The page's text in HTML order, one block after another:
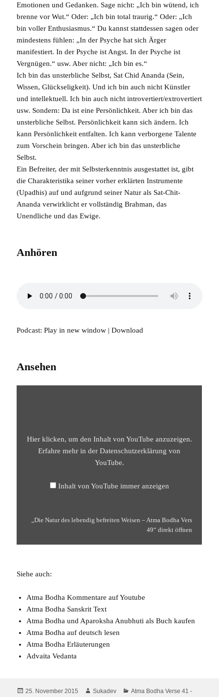
Emotionen und Gedanken. Sage nicht: „Ich bin wütend, ich
brenne vor Wut.“ Oder: „Ich bin total traurig.“ Oder: „Ich
bin voller Enthusiasmus.“ Du kannst stattdessen sagen oder
mindestens fühlen: „In der Psyche hat sich Ärger
manifestiert. In derPsyche ist Angst. In der Psyche ist
Vergnügen.“ usw. Aber nicht: „Ich bin es.“
Ich bin das unsterbliche Selbst, Sat Chid Ananda (Sein,
Wissen, Glückseligkeit). Und ich bin auch nicht Künstler
und intellektuell. Ich bin auch nicht introvertiert/extrovertiert
usw. Sondern: Da ist eine Persönlichkeit. Aber ich bin das
unsterbliche Selbst. Persönlichkeit kann sich ändern. Ich
kann Persönlichkeit entfalten. Ich kann verborgene Talente
zum Vorschein bringen. Aber ich bin das unsterbliche
Selbst.
Ein Befreiter, der mit Selbsterkenntnis ausgestattet ist, gibt
die Charakteristika seiner vorher erklärten Instrumente
(Upadhis) auf und aufgrund seiner Natur als Sat-Chit-
Ananda verwirklicht er vollständigBrahman, das
Unendliche und das Ewige.
Anhören
Podcast:Play in new window |Download
Ansehen
ATMA
BODHA
Hier klicken, um den Inhalt von YouTube anzuzeigen.
Erfahre mehr in derDatenschutzerklärung von
YouTube.
Inhalt von YouTube immer anzeigen
„Die Natur des lebendig befreiten Weisen – Atma Bodha Vers
49“ direkt öffnen
Siehe auch:
Atma Bodha Kommentare auf Youtube
Atma Bodha Sanskrit Text
Atma Bodha und Aparoksha Anubhuti als Buch kaufen
Atma Bodha auf deutsch lesen
Atma Bodha Erläuterungen
Advaita Vedanta
Veröffentlicht
25. November 2015 Autor
Sukadev Kategorien
Atma Bodha Verse 41 -